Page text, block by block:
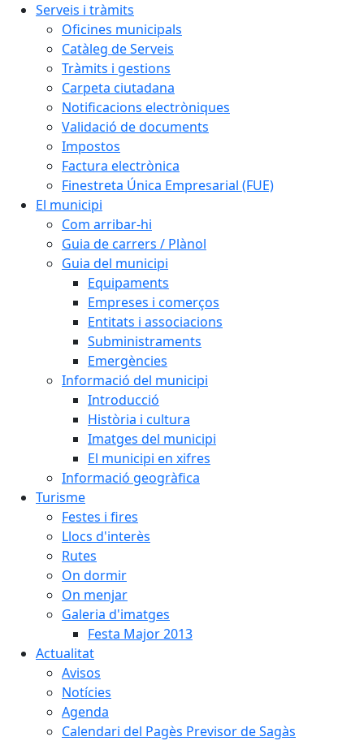
Serveis i tràmits
Oficines municipals
Catàleg de Serveis
Tràmits i gestions
Carpeta ciutadana
Notificacions electròniques
Validació de documents
Impostos
Factura electrònica
Finestreta Única Empresarial (FUE)
El municipi
Com arribar-hi
Guia de carrers / Plànol
Guia del municipi
Equipaments
Empreses i comerços
Entitats i associacions
Subministraments
Emergències
Informació del municipi
Introducció
Història i cultura
Imatges del municipi
El municipi en xifres
Informació geogràfica
Turisme
Festes i fires
Llocs d'interès
Rutes
On dormir
On menjar
Galeria d'imatges
Festa Major 2013
Actualitat
Avisos
Notícies
Agenda
Calendari del Pagès Previsor de Sagàs